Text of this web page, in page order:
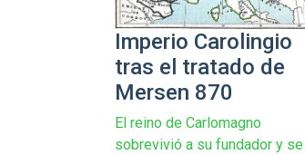
Imperio Carolingio
tras el tratado de
Mersen 870
El reino de Carlomagno
sobrevivió a su fundador y se